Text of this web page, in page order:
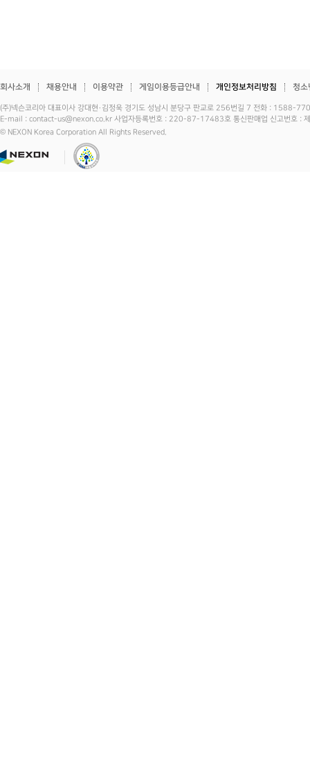
회사소개 채용안내 이용약관 게임이용등급안내 개인정보처리방침 청소
(주)넥슨코리아 대표이사 강대현·김정욱 경기도 성남시 분당구 판교로 256번길 7 전화 :
E-mail : contact-us@nexon.co.kr 사업자등록번호 : 220-87-17483호 통신판매업 신고번호 :
© NEXON Korea Corporation All Rights Reserved.